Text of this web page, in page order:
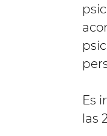
Es
las